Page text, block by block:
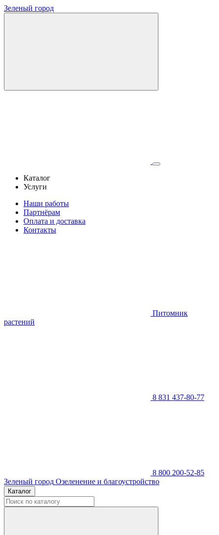
Зеленый город
Каталог
Услуги
Наши работы
Партнёрам
Оплата и доставка
Контакты
Питомник
растений
8 831 437-80-77
8 800 200-52-85
Зеленый город Озеленение и благоустройство
Каталог